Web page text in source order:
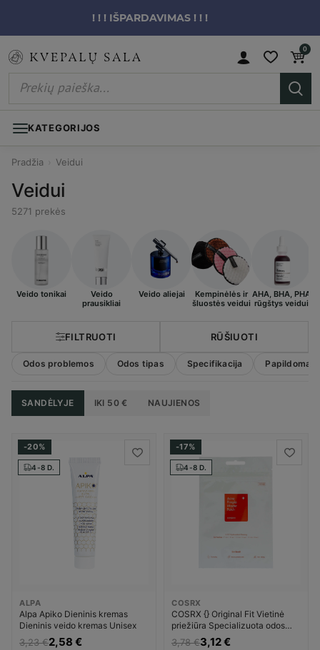
! ! ! IŠPARDAVIMAS ! ! !
0
KATEGORIJOS
Pradžia Veidui
Veidui
5271 prekės
Veido tonikai
Veido
prausikliai
Veido aliejai
Kempinėlės ir
šluostės veidui
AHA, BHA, PHA
rūgštys veidui
FILTRUOTI
Odos problemos Odos tipas Specifikacija Papildoma
RŪŠIUOTI
SANDĖLYJE IKI 50 € NAUJIENOS
-20%
4-8 D.
ALPA
Alpa Apiko Dieninis kremas
Dieninis veido kremas Unisex
3,23 €2,58 €
-17%
4-8 D.
COSRX
COSRX {} Original Fit Vietinė
priežiūra Specializuota odos
priežiūra Unisex
3,78 €3,12 €